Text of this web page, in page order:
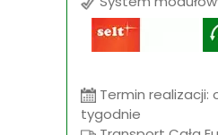
Termin realizacji:
tygodnie